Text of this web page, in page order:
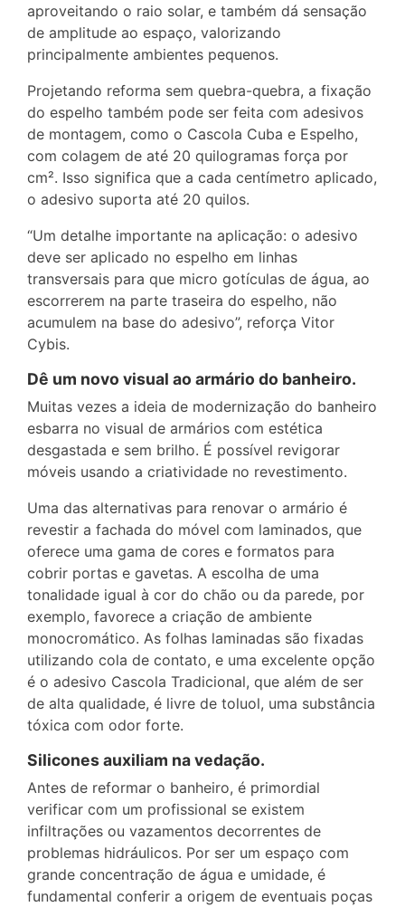
aproveitando o raio solar, e também dá sensação
de amplitude ao espaço, valorizando
principalmente ambientes pequenos.
Projetando reforma sem quebra-quebra, a fixação
do espelho também pode ser feita com adesivos
de montagem, como o Cascola Cuba e Espelho,
com colagem de até 20 quilogramas força por
cm². Isso significa que a cada centímetro aplicado,
o adesivo suporta até 20 quilos.
“Um detalhe importante na aplicação: o adesivo
deve ser aplicado no espelho em linhas
transversais para que micro gotículas de água, ao
escorrerem na parte traseira do espelho, não
acumulem na base do adesivo”, reforça Vitor
Cybis.
Dê um novo visual ao armário do banheiro.
Muitas vezes a ideia de modernização do banheiro
esbarra no visual de armários com estética
desgastada e sem brilho. É possível revigorar
móveis usando a criatividade no revestimento.
Uma das alternativas para renovar o armário é
revestir a fachada do móvel com laminados, que
oferece uma gama de cores e formatos para
cobrir portas e gavetas. A escolha de uma
tonalidade igual à cor do chão ou da parede, por
exemplo, favorece a criação de ambiente
monocromático. As folhas laminadas são fixadas
utilizando cola de contato, e uma excelente opção
é o adesivo Cascola Tradicional, que além de ser
de alta qualidade, é livre de toluol, uma substância
tóxica com odor forte.
Silicones auxiliam na vedação.
Antes de reformar o banheiro, é primordial
verificar com um profissional se existem
infiltrações ou vazamentos decorrentes de
problemas hidráulicos. Por ser um espaço com
grande concentração de água e umidade, é
fundamental conferir a origem de eventuais poças